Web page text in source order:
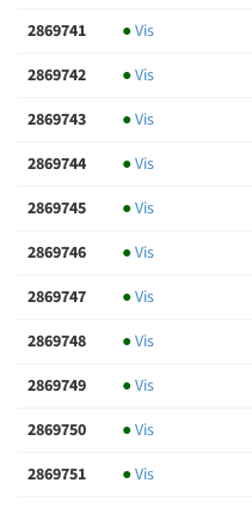
2869741
●Vis
2869742
●Vis
2869743
●Vis
2869744
●Vis
2869745
●Vis
2869746
●Vis
2869747
●Vis
2869748
●Vis
2869749
●Vis
2869750
●Vis
2869751
●Vis